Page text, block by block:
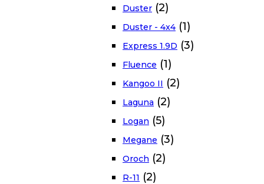
Duster (2)
Duster - 4x4 (1)
Express 1.9D (3)
Fluence (1)
Kangoo II (2)
Laguna (2)
Logan (5)
Megane (3)
Oroch (2)
R-11 (2)